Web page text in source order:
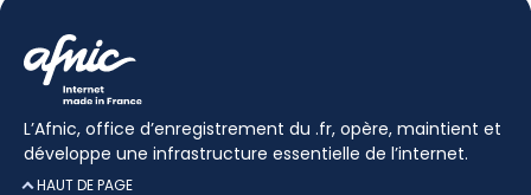
L’Afnic, office d’enregistrement du .fr, opère, maintient et
développe une infrastructure essentielle de l’internet.
HAUT DE PAGE